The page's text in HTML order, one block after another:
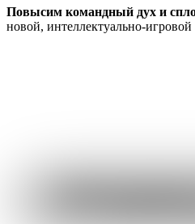
Повысим командный дух и
новой, интеллектуально-